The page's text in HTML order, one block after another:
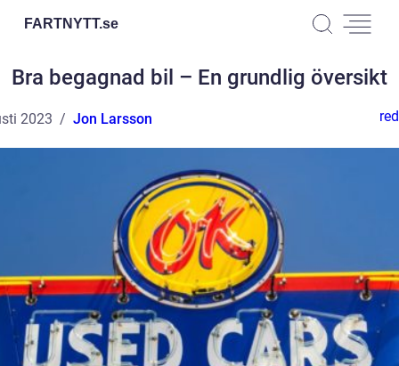
FARTNYTT.se
Bra begagnad bil – En grundlig översikt
2023 Jon Larsson